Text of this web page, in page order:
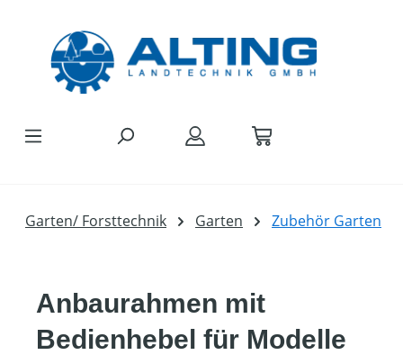
Garten/ Forsttechnik Garten Zubehör Garten
Anbaurahmen mit
Bedienhebel für Modelle